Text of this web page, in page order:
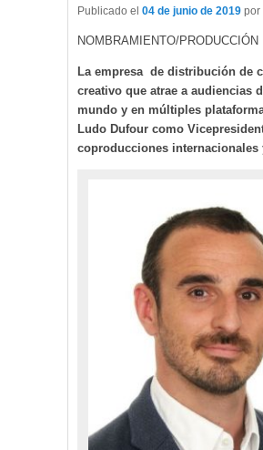
Publicado el 04 de junio de 2019 por
NOMBRAMIENTO/PRODUCCIÓN
La empresa de distribución de
creativo que atrae a audiencias
mundo y en múltiples
Ludo Dufour como
coproducciones internacionales